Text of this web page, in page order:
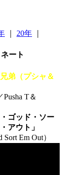
20年
ネート
弟（プシャ＆
Pusha T＆
・ゴッド・ソー
アウト」
Sort Em Out）